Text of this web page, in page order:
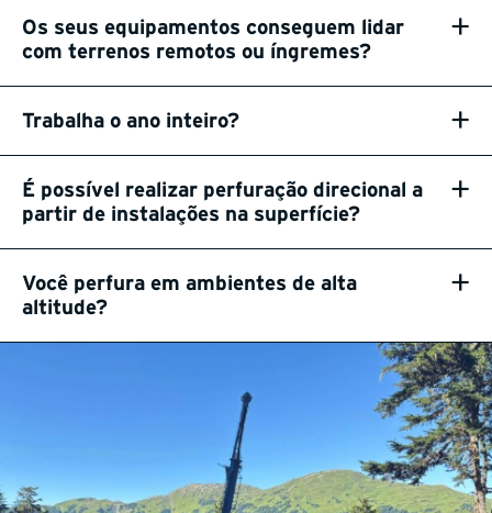
Os seus equipamentos conseguem lidar
com terrenos remotos ou íngremes?
+
Trabalha o ano inteiro? +
É possível realizar perfuração direcional a
partir de instalações na superfície?
+
Você perfura em ambientes de alta
altitude?
+